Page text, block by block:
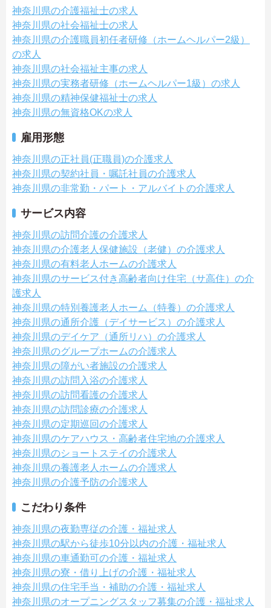
神奈川県の介護福祉士の求人
神奈川県の社会福祉士の求人
神奈川県の介護職員初任者研修（ホームヘルパー2級）
の求人
神奈川県の社会福祉主事の求人
神奈川県の実務者研修（ホームヘルパー1級）の求人
神奈川県の精神保健福祉士の求人
神奈川県の無資格OKの求人
雇用形態
神奈川県の正社員(正職員)の介護求人
神奈川県の契約社員・嘱託社員の介護求人
神奈川県の非常勤・パート・アルバイトの介護求人
サービス内容
神奈川県の訪問介護の介護求人
神奈川県の介護老人保健施設（老健）の介護求人
神奈川県の有料老人ホームの介護求人
神奈川県のサービス付き高齢者向け住宅（サ高住）の介
護求人
神奈川県の特別養護老人ホーム（特養）の介護求人
神奈川県の通所介護（デイサービス）の介護求人
神奈川県のデイケア（通所リハ）の介護求人
神奈川県のグループホームの介護求人
神奈川県の障がい者施設の介護求人
神奈川県の訪問入浴の介護求人
神奈川県の訪問看護の介護求人
神奈川県の訪問診療の介護求人
神奈川県の定期巡回の介護求人
神奈川県のケアハウス・高齢者住宅地の介護求人
神奈川県のショートステイの介護求人
神奈川県の養護老人ホームの介護求人
神奈川県の介護予防の介護求人
こだわり条件
神奈川県の夜勤専従の介護・福祉求人
神奈川県の駅から徒歩10分以内の介護・福祉求人
神奈川県の車通勤可の介護・福祉求人
神奈川県の寮・借り上げの介護・福祉求人
神奈川県の住宅手当・補助の介護・福祉求人
神奈川県のオープニングスタッフ募集の介護・福祉求人